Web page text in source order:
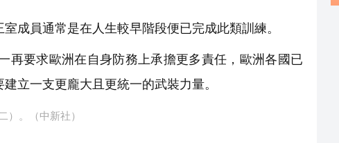
成員通常是在人生較早階段便已完成此類訓練。
要求歐洲在自身防務上承擔更多責任，歐洲各國已
立一支更龐大且更統一的武裝力量。
。（中新社）